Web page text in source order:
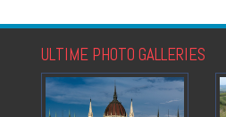
ULTIME PHOTO GALLERIES